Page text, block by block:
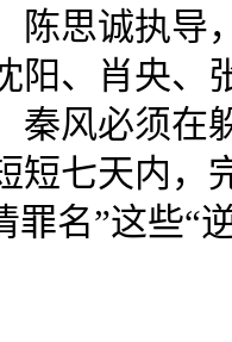
陈思诚执导
阳、肖央、
秦风必须在
短七天内，
罪名”这些“